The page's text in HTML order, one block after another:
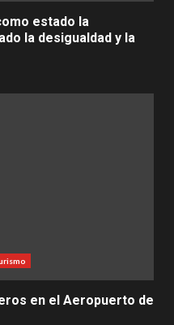
estado la
la desigualdad y la
en el Aeropuerto de